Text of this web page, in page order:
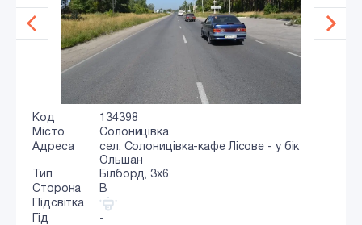
Код
134398
Місто
Солоницівка
Адреса
сел. Солоницівка-кафе Лісове - у бік
Ольшан
Тип
Білборд, 3х6
Сторона
B
Підсвітка
Гід
-